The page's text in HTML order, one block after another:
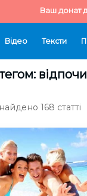
Ваш донат
Відео Тексти
168 статті